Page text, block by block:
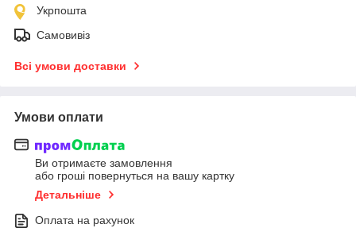
Укрпошта
Самовивіз
Всі умови доставки
Умови оплати
Ви отримаєте замовлення
або гроші повернуться на вашу картку
Детальніше
Оплата на рахунок